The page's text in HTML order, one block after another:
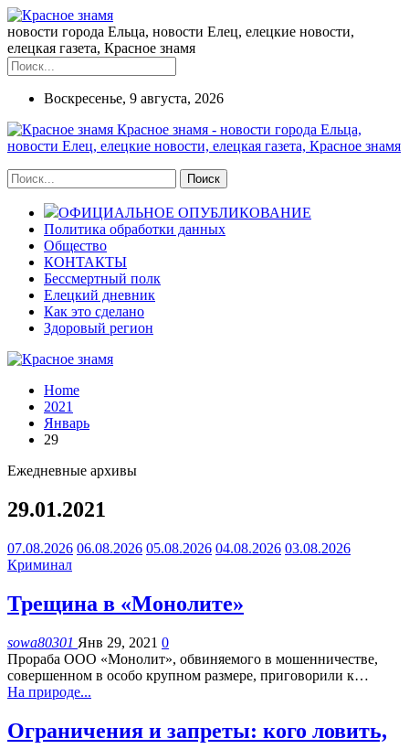
новости города Ельца, новости Елец, елецкие новости,
елецкая газета, Красное знамя
Воскресенье, 9 августа, 2026
Красное знамя - новости города Ельца,
новости Елец, елецкие новости, елецкая газета, Красное знамя
ОФИЦИАЛЬНОЕ ОПУБЛИКОВАНИЕ
Политика обработки данных
Общество
КОНТАКТЫ
Бессмертный полк
Елецкий дневник
Как это сделано
Здоровый регион
Home
2021
Январь
29
Ежедневные архивы
29.01.2021
07.08.2026 06.08.2026 05.08.2026 04.08.2026 03.08.2026
Криминал
Трещина в «Монолите»
sowa80301 Янв 29, 2021 0
Прораба ООО «Монолит», обвиняемого в мошенничестве,
совершенном в особо крупном размере, приговорили к…
На природе...
Ограничения и запреты: кого ловить,